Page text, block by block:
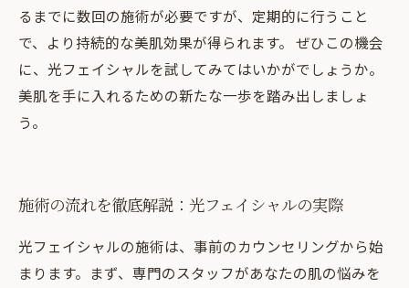
るまでに数回の施術が必要ですが、定期的に行うこと
で、より持続的な美肌効果が得られます。 ぜひこの機会
に、光フェイシャルを試してみてはいかがでしょうか。
美肌を手に入れるための新たな一歩を踏み出しましょ
う。
施術の流れを徹底解説：光フェイシャルの実際
光フェイシャルの施術は、事前のカウンセリングから始
まります。まず、専門のスタッフがあなたの肌の悩みを